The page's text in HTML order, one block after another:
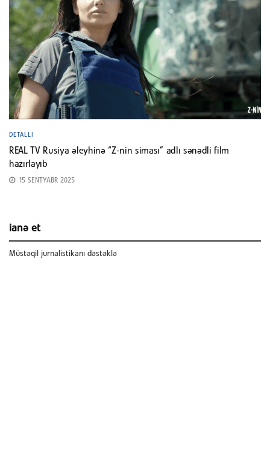
DETALLI
REAL TV Rusiya əleyhinə “Z-nin siması” adlı sənədli film
hazırlayıb
15 SENTYABR 2025
ianə et
Müstəqil jurnalistikanı dəstəklə